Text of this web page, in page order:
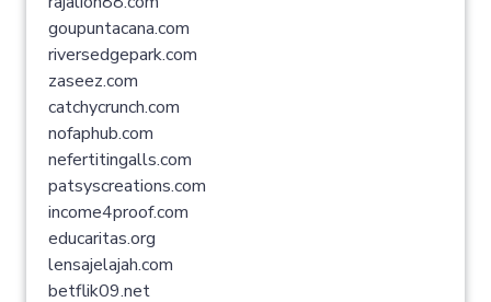
goupuntacana.com
riversedgepark.com
zaseez.com
catchycrunch.com
nofaphub.com
nefertitingalls.com
patsyscreations.com
income4proof.com
educaritas.org
lensajelajah.com
betflik09.net